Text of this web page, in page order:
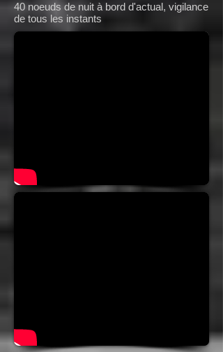
40 noeuds de nuit à bord d'actual, vigilance
de tous les instants